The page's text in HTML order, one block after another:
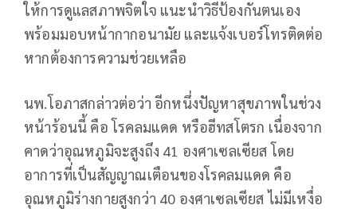
ให้การดูแลสภาพจิตใจ แนะนำวิธีป้องกันตนเอง
พร้อมมอบหน้ากากอนามัย และแจ้งเบอร์โทรติดต่อ
หากต้องการความช่วยเหลือ
นพ.โอภาสกล่าวต่อว่า อีกหนึ่งปัญหาสุขภาพในช่วง
หน้าร้อนนี้ คือ โรคลมแดด หรือฮีทสโตรก เนื่องจาก
คาดว่าอุณหภูมิจะสูงถึง 41 องศาเซลเซียส โดย
อาการที่เป็นสัญญาณเตือนของโรคลมแดด คือ
อุณหภูมิร่างกายสูงกว่า 40 องศาเซลเซียส ไม่มีเหงื่อ